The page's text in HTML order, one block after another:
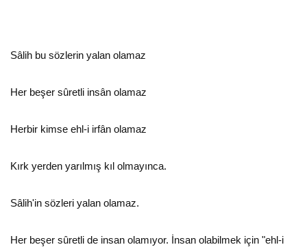
Sâlih bu sözlerin yalan olamaz
Her beşer sûretli insân olamaz
Herbir kimse ehl-i irfân olamaz
Kırk yerden yarılmış kıl olmayınca.
Sâlih'in sözleri yalan olamaz.
Her beşer sûretli de insan olamıyor. İnsan olabilmek için "ehl-i